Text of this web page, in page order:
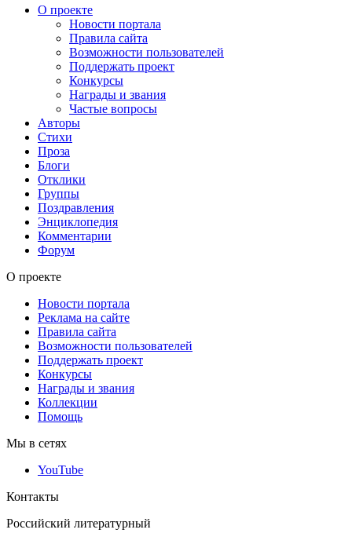
О проекте
Новости портала
Правила сайта
Возможности пользователей
Поддержать проект
Конкурсы
Награды и звания
Частые вопросы
Авторы
Стихи
Проза
Блоги
Отклики
Группы
Поздравления
Энциклопедия
Комментарии
Форум
О проекте
Новости портала
Реклама на сайте
Правила сайта
Возможности пользователей
Поддержать проект
Конкурсы
Награды и звания
Коллекции
Помощь
Мы в сетях
YouTube
Контакты
Российский литературный